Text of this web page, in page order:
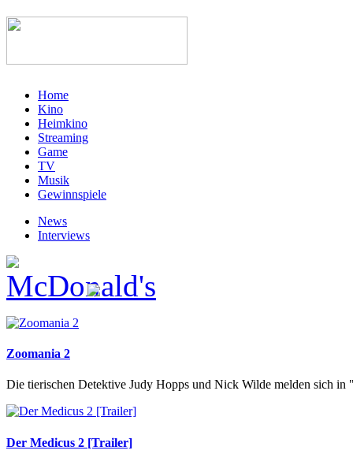
Home
Kino
Heimkino
Streaming
Game
TV
Musik
Gewinnspiele
News
Interviews
Zoomania 2
Die tierischen Detektive Judy Hopps und Nick Wilde melden sich
Der Medicus 2 [Trailer]